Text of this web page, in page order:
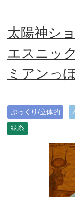
太陽神シ
エスニッ
ミアンっ
ぷっくり/立体的
緑系